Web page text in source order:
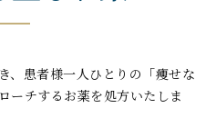
、患者様一人ひとりの「痩せな
ーチするお薬を処方いたしま